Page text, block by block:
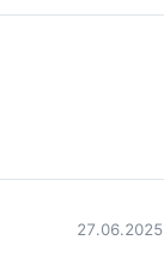
27.06.2025